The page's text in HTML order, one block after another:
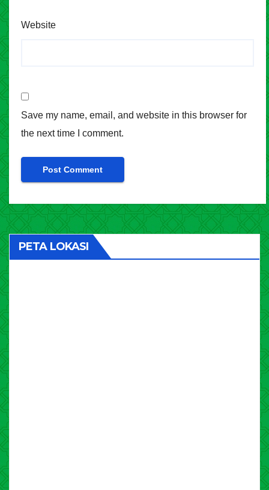
Website
Save my name, email, and website in this browser for
the next time I comment.
PETA LOKASI